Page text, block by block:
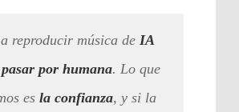
reproducir música de IA
por humana. Lo que
es la confianza, y si la